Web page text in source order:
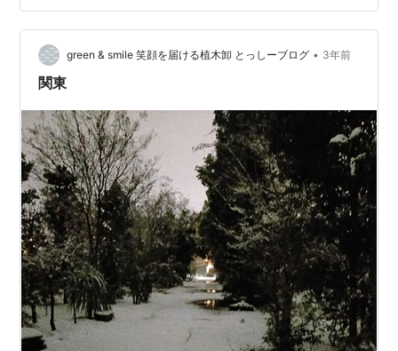
ぽ道 ホームページhttps://suzukasanpomi…
green & smile 笑顔を届ける植木卸 とっしーブログ • 3年前
関東